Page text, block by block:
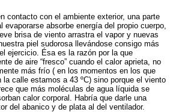
contacto con el ambiente exterior, una parte
evaporarse absorbe energía del propio cuerpo,
brisa de viento arrastra el vapor y nuevas
piel sudorosa llevándose consigo más
ejercicio. Ésa es la razón por la que
de aire “fresco” cuando el calor aprieta, no
más frío ( en los momentos en los que
calle estamos a 43 ºC) sino porque el viento
que más moléculas de agua líquida se
calor corporal. Habría que darle una
del abanico y de plata al del ventilador.